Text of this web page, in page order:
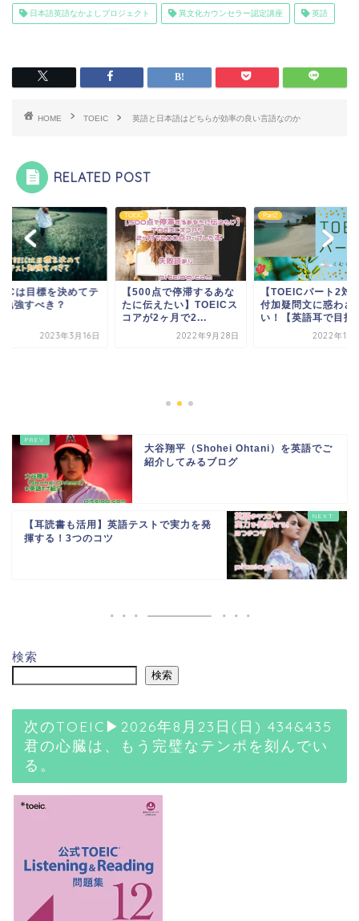
日本語英語なかよしプロジェクト 異文化カウンセラー認定講座 英語
HOME TOEIC 英語と日本語はどちらが効率の良い言語なのか
RELATED POST
点で停滞するあな
伝えたい】TOEICス
2022年9月28日
Part2
【TOEICパート2対策】
付加疑問文に惑わされな
い！【英語耳で目指...
2022年11月30日
TOEIC
大谷翔平（Shohei Ohtani）を英語でご
紹介してみるブログ
【耳読書も活用】英語テストで実力を発
揮する！3つのコツ
検索
検索
次のTOEIC▶2026年8月23日(日) 434&435
君の心臓は、もう完璧なテンポを刻んでい
る。